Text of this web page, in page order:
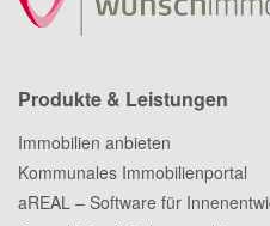
Produkte & Leistungen
Immobilien anbieten
Kommunales Immobilienportal
aREAL – Software für